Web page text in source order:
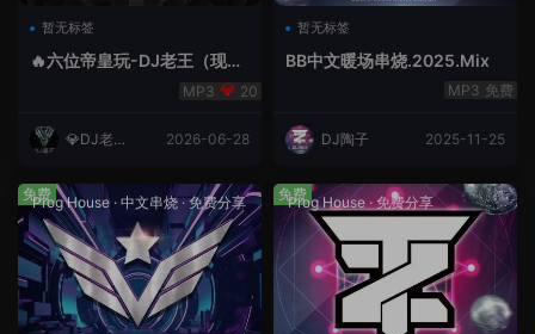
暂无标签
🔥六位帝皇玩-DJ老王（现场
20
💎DJ老王
2026-06-28
暂无标签
BB中文暖场串烧.2025.Mix
免费
DJ陶子 2025-11-25
Prog House · 中文串烧·免费分享
免费 Prog House·免费分享
免费